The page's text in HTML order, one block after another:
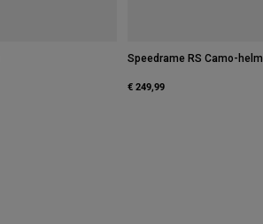
Speedrame RS Camo-helm
€ 249,99